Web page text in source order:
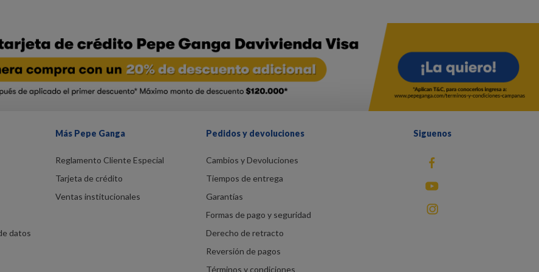
datos
Más Pepe Ganga
Reglamento Cliente Especial
Tarjeta de crédito
Ventas institucionales
Pedidos y devoluciones
Cambios y Devoluciones
Tiempos de entrega
Garantías
Formas de pago y seguridad
Derecho de retracto
Reversión de pagos
Términos y condiciones
Siguenos
fb
You Tube
instagram